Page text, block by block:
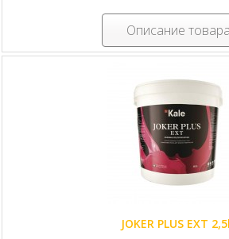
Описание товара
JOKER PLUS EXT